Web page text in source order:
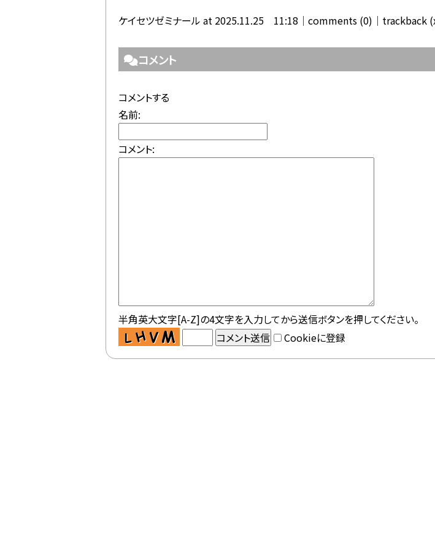
ケイセツゼミナール at 2025.11.25 11:18│ comments (0) │trackback
コメント
コメントする
名前:
コメント:
半角英大文字[A-Z]の4文字を入力してから送信ボタンを押してください。
Cookieに登録